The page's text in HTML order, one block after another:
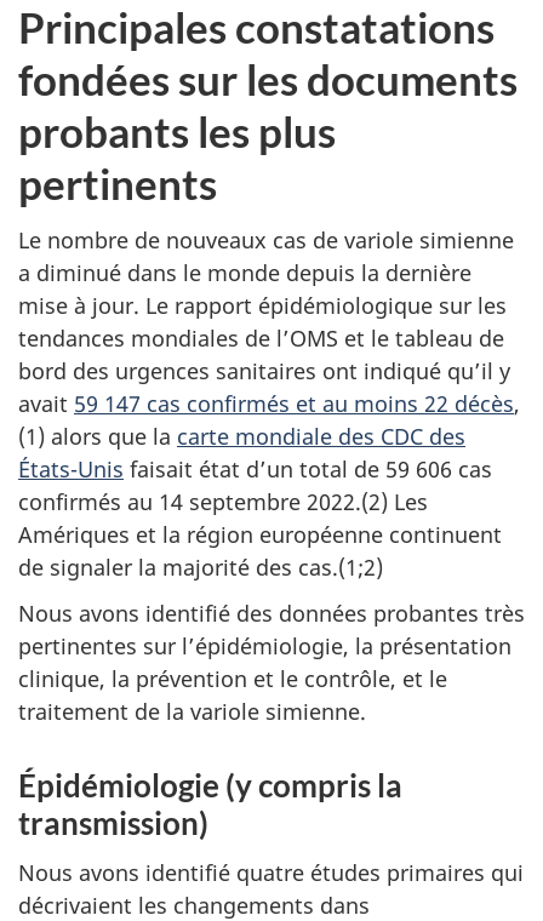
Principales constatations
fondées sur les documents
probants les plus
pertinents
Le nombre de nouveaux cas de variole simienne
a diminué dans le monde depuis la dernière
mise à jour. Le rapport épidémiologique sur les
tendances mondiales de l’OMS et le tableau de
bord des urgences sanitaires ont indiqué qu’il y
avait 59 147 cas confirmés et au moins 22 décès,
(1) alors que la carte mondiale des CDC des
États-Unis faisait état d’un total de 59 606 cas
confirmés au 14 septembre 2022.(2) Les
Amériques et la région européenne continuent
de signaler la majorité des cas.(1;2)
Nous avons identifié des données probantes très
pertinentes sur l’épidémiologie, la présentation
clinique, la prévention et le contrôle, et le
traitement de la variole simienne.
Épidémiologie (y compris la
transmission)
Nous avons identifié quatre études primaires qui
décrivaient les changements dans